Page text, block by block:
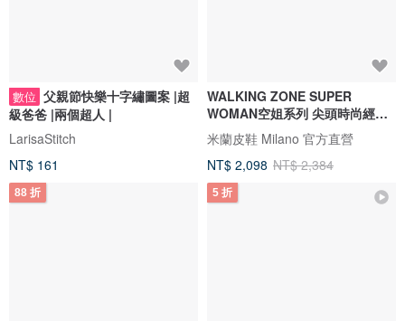
數位 父親節快樂十字繡圖案 |超
級爸爸 |兩個超人 |
LarisaStitch
NT$ 161
WALKING ZONE SUPER
WOMAN空姐系列 尖頭時尚經典
高跟鞋 女鞋-咖
米蘭皮鞋 Milano 官方直營
NT$ 2,098 NT$ 2,384
88 折 5 折